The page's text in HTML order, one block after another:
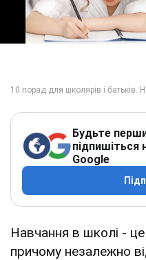
Будьте
підпишіться
Google
Навчання в школі - це
причому незалежно